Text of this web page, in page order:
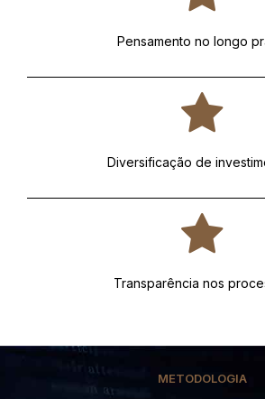
Pensamento no longo
Diversificação de
Transparência nos
METODOLOGIA